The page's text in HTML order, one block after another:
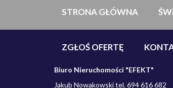
STRONA GŁÓWNA
ZGŁOŚ OFERTĘ
Biuro Nieruchomości "EFEKT"
Jakub Nowakowski tel. 694 616 682